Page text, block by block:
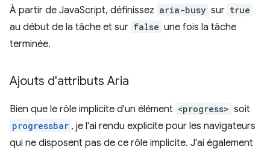
À partir de JavaScript, définissez aria-busy sur true
au début de la tâche et sur false une fois la tâche
terminée.
Ajouts d'attributs Aria
Bien que le rôle implicite d'un élément <progress> soit
progressbar , je l'ai rendu explicite pour les navigateurs
qui ne disposent pas de ce rôle implicite. J'ai également